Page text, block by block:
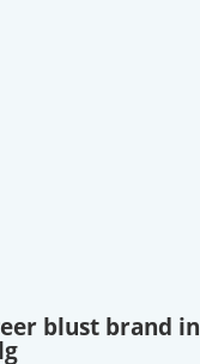
blust brand in